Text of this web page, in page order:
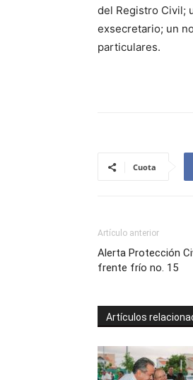
del Registro Civil;
exsecretario; un
particulares.
Cuota
Artículo anterior
Alerta Protección
frente frío no. 15
Artículos